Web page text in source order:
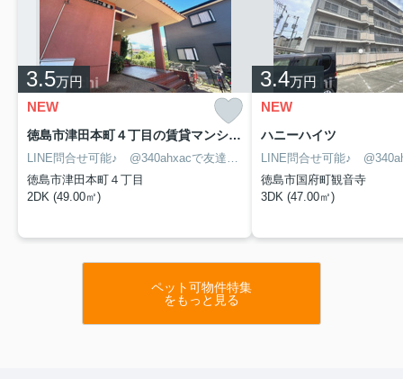
3.5万円
NEW
徳島市津田本町４丁目の賃貸マンション
LINE問合せ可能♪ @340ahxacで友達検索して下さい
徳島市津田本町４丁目
2DK (49.00㎡)
3.4万円
NEW
ハニーハイツ
徳島市国府町観音寺
3DK (47.00㎡)
ペット可物件特集
をもっと見る